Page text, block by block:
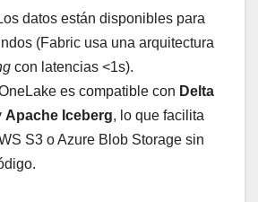
datos están disponibles para
(Fabric usa una arquitectura
con latencias <1s).
es compatible con Delta
Apache Iceberg, lo que facilita
S3 o Azure Blob Storage sin